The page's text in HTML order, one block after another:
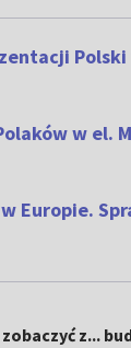
Polski
w el.
Europie.
z...